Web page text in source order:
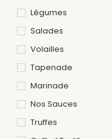
Légumes
Salades
Volailles
Tapenade
Marinade
Nos Sauces
Truffes